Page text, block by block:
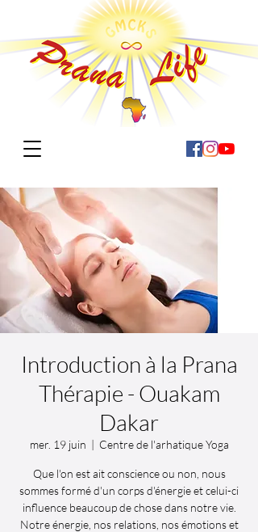
Introduction à la Prana
Thérapie - Ouakam
Dakar
mer. 19 juin
  |
Centre de l'arhatique Yoga
Que l'on est ait conscience ou non, nous
sommes formé d'un corps d'énergie et celui-ci
influence beaucoup de chose dans notre vie.
Notre énergie, nos relations, nos émotions et